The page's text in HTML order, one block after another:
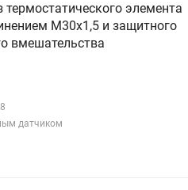
элемента
М30х1,5 и защитного
вмешательства
датчиком